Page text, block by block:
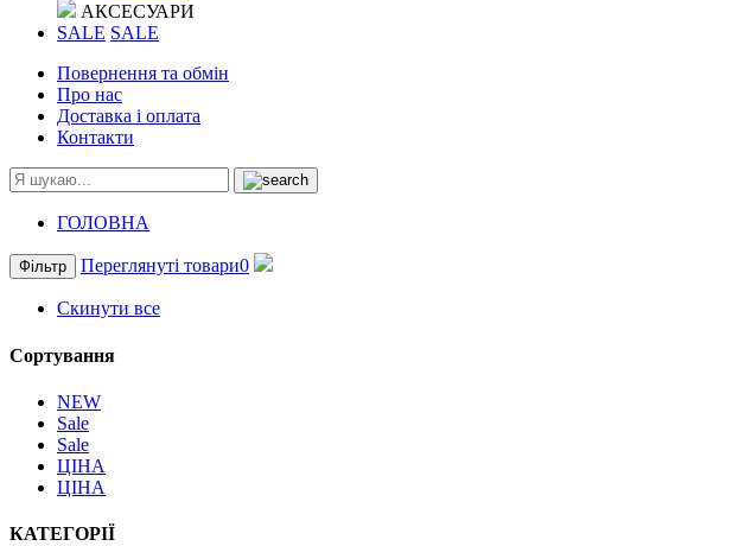
АКСЕСУАРИ
SALE SALE
Повернення та обмін
Про нас
Доставка і оплата
Контакти
ГОЛОВНА
Фільтр Переглянуті товари0
Скинути все
Сортування
NEW
Sale
Sale
ЦІНА
ЦІНА
КАТЕГОРІЇ